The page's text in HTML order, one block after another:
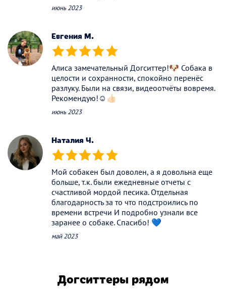
июнь 2023
Евгения М.
(*) (*) (*) (*) (*)
Алиса замечательный Догситтер!🐶 Собака в
целости и сохранности, спокойно перенёс
разлуку. Были на связи, видеоотчёты вовремя.
Рекомендую!☺️👍🏻
июнь 2023
Наталия Ч.
(*) (*) (*) (*) (*)
Мой собакен был доволен, а я довольна еще
больше, т.к. были ежедневные отчеты с
счастливой мордой песика. Отдельная
благодарность за то что подстроились по
времени встречи И подробно узнали все
заранее о собаке. Спасибо! 💙
май 2023
Догситтеры рядом